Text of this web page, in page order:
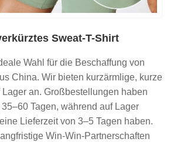
Sweat-T-Shirt
Wahl für die Beschaffung von
China. Wir bieten kurzärmlige, kurze
an. Großbestellungen haben
Tagen, während auf Lager
Lieferzeit von 3–5 Tagen haben.
Win-Win-Partnerschaften